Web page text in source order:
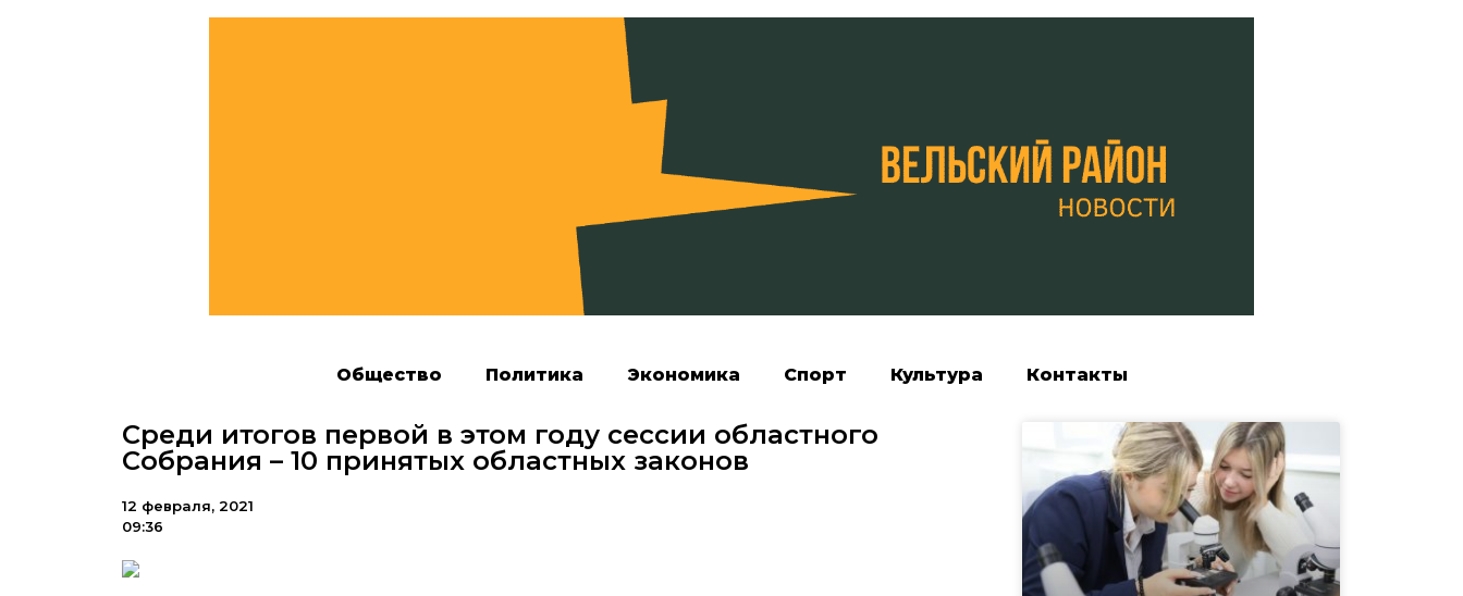
Общество Политика Экономика Спорт Культура Контакты
Среди итогов первой в этом году сессии областного
Собрания – 10 принятых областных законов
12 февраля, 2021
09:36